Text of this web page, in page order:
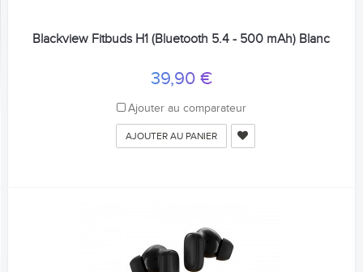
Blackview Fitbuds H1 (Bluetooth 5.4 - 500 mAh) Blanc
39,90 €
Ajouter au comparateur
AJOUTER AU PANIER